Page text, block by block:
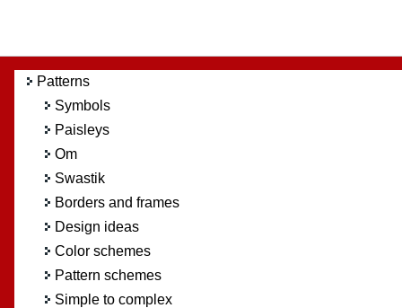
Patterns
Symbols
Paisleys
Om
Swastik
Borders and frames
Design ideas
Color schemes
Pattern schemes
Simple to complex